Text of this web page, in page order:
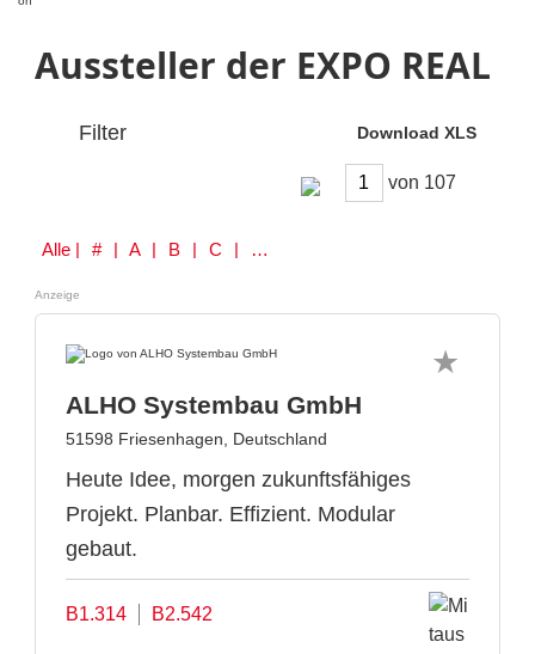
Aussteller der EXPO REAL
Filter Download XLS
von
Alle | # | A | B | C | D | E | F | G | H | I | J | K | L | M | N | O | P | Q | R | S | T | U | V | W | Y | Z
Anzeige
ALHO Systembau GmbH
51598 Friesenhagen, Deutschland
Heute Idee, morgen zukunftsfähiges
Projekt. Planbar. Effizient. Modular
gebaut.
B1.314 B2.542